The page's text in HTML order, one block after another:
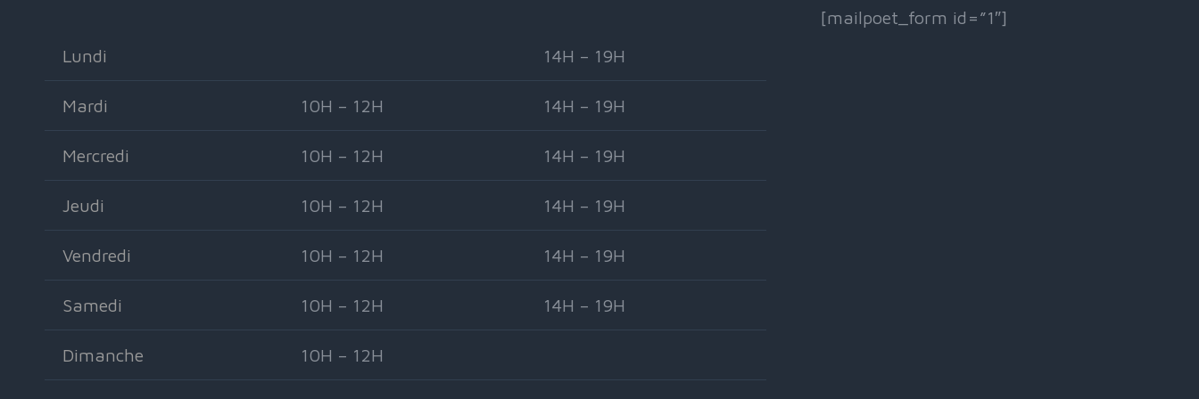
Lundi 14H – 19H
Mardi 10H – 12H 14H – 19H
Mercredi 10H – 12H 14H – 19H
Jeudi 10H – 12H 14H – 19H
Vendredi 10H – 12H 14H – 19H
Samedi 10H – 12H 14H – 19H
Dimanche 10H – 12H
[mailpoet_form id=”1″]